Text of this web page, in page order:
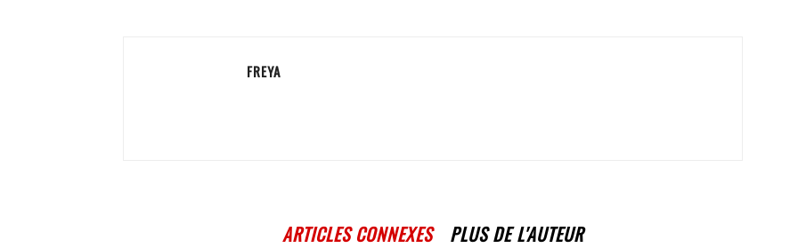
FREYA
ARTICLES CONNEXES PLUS DE L'AUTEUR